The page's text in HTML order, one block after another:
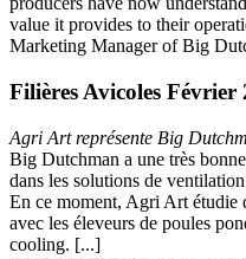
value it provides to their
Marketing Manager of Big
Filières Avicoles Février
Agri Art représente Big
Big Dutchman a une très
dans les solutions de
En ce moment, Agri Art étudie
avec les éleveurs de poules
cooling. [...]